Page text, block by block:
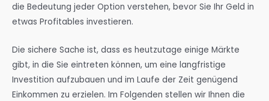
die Bedeutung jeder Option verstehen, bevor Sie Ihr Geld in
etwas Profitables investieren.
Die sichere Sache ist, dass es heutzutage einige Märkte
gibt, in die Sie eintreten können, um eine langfristige
Investition aufzubauen und im Laufe der Zeit genügend
Einkommen zu erzielen. Im Folgenden stellen wir Ihnen die